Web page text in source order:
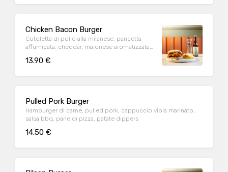
Chicken Bacon Burger
Cotoletta di pollo alla milanese, pancetta
affumicata, cheddar, maionese aromatizzata
13.90 €
Pulled Pork Burger
Hamburger di carne, pulled pork, cappuccio viola marinato,
salsa bbq, pane di pizza, patate dippers
14.50 €